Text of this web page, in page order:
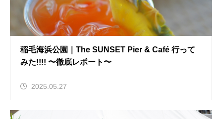
稲毛海浜公園｜The SUNSET Pier & Café 行って
みた!!!! 〜徹底レポート〜
2025.05.27